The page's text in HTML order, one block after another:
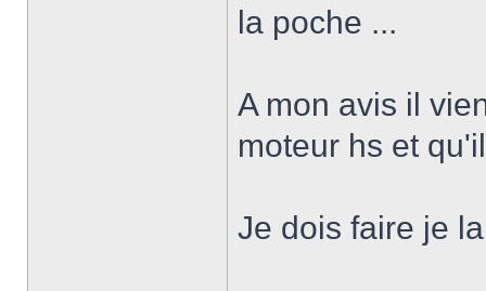
la poche ...
A mon avis il
moteur hs et
Je dois faire je